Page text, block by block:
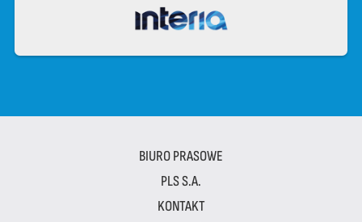
BIURO PRASOWE
PLS S.A.
KONTAKT